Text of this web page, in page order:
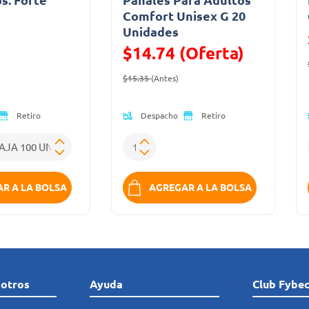
de
Retiro
A LA BOLSA
Comfort Unisex G 20
Unidades
$14.74 (Oferta)
Precio reducido de
$15.35(Antes)
Despacho Retiro
AGREGAR A LA BOLSA
Ayuda Club